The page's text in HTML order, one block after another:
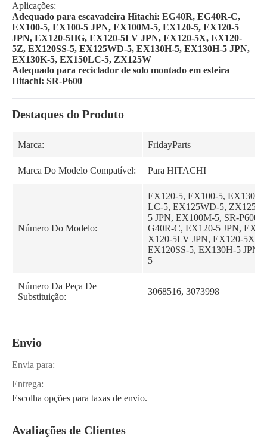
Aplicações:
Adequado para escavadeira Hitachi: EG40R, EG40R-C,
EX100-5, EX100-5 JPN, EX100M-5, EX120-5, EX120-5
JPN, EX120-5HG, EX120-5LV JPN, EX120-5X, EX120-
5Z, EX120SS-5, EX125WD-5, EX130H-5, EX130H-5 JPN,
EX130K-5, EX150LC-5, ZX125W
Adequado para reciclador de solo montado em esteira
Hitachi: SR-P600
Destaques do Produto
Marca: FridayParts
Marca Do Modelo Compatível: Para HITACHI
Número Do Modelo:
EX120-5, EX100-5,
LC-5, EX125WD-5,
5 JPN, EX100M-5, SR-P600,
G40R-C, EX120-5 JPN,
X120-5LV JPN, EX120-5X,
EX120SS-5, EX130H-5 JPN,
5
Número Da Peça De
Substituição:
3068516, 3073998
Envio
Envia para:
Entrega:
Escolha opções para taxas de envio.
Avaliações de Clientes